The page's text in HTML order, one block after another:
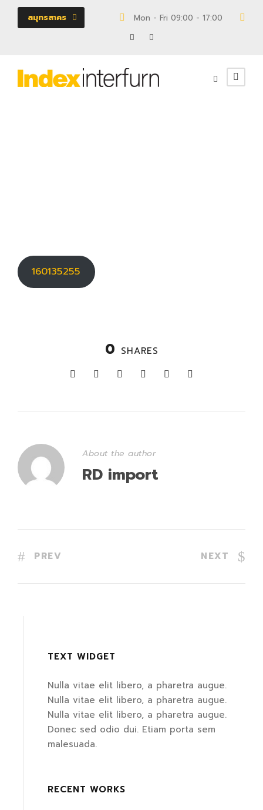
สมุทรสาคร Mon - Fri 09:00 - 17:00
160135255
0 SHARES
About the author
RD import
PREV NEXT
TEXT WIDGET
Nulla vitae elit libero, a pharetra augue.
Nulla vitae elit libero, a pharetra augue.
Nulla vitae elit libero, a pharetra augue.
Donec sed odio dui. Etiam porta sem
malesuada.
RECENT WORKS